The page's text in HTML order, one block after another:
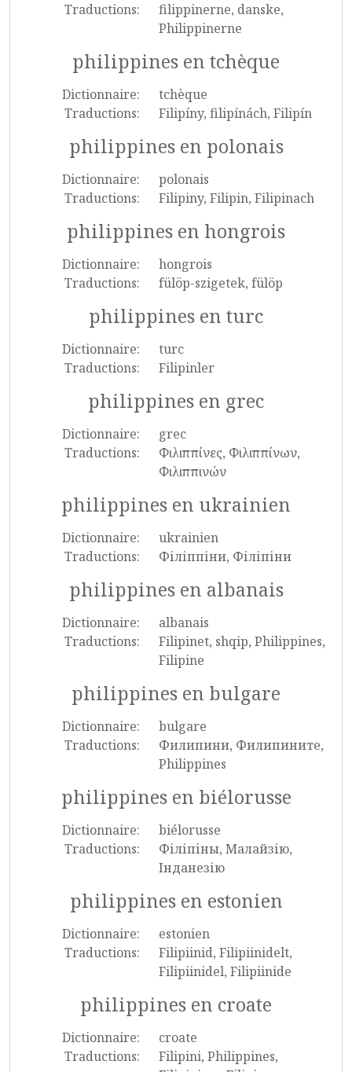
Traductions:
filippinerne, danske,
Philippinerne
philippines en tchèque
Dictionnaire:
tchèque
Traductions:
Filipíny, filipínách, Filipín
philippines en polonais
Dictionnaire:
polonais
Traductions:
Filipiny, Filipin, Filipinach
philippines en hongrois
Dictionnaire:
hongrois
Traductions:
fülöp-szigetek, fülöp
philippines en turc
Dictionnaire:
turc
Traductions:
Filipinler
philippines en grec
Dictionnaire:
grec
Traductions:
Φιλιππίνες, Φιλιππίνων,
Φιλιππινών
philippines en ukrainien
Dictionnaire:
ukrainien
Traductions:
Філіппіни, Філіпіни
philippines en albanais
Dictionnaire:
albanais
Traductions:
Filipinet, shqip, Philippines,
Filipine
philippines en bulgare
Dictionnaire:
bulgare
Traductions:
Филипини, Филипините,
Philippines
philippines en biélorusse
Dictionnaire:
biélorusse
Traductions:
Філіпіны, Малайзію,
Інданезію
philippines en estonien
Dictionnaire:
estonien
Traductions:
Filipiinid, Filipiinidelt,
Filipiinidel, Filipiinide
philippines en croate
Dictionnaire:
croate
Traductions:
Filipini, Philippines,